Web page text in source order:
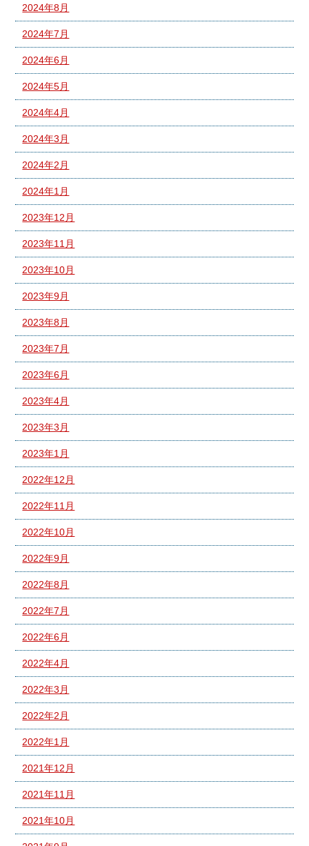
2024年8月
2024年7月
2024年6月
2024年5月
2024年4月
2024年3月
2024年2月
2024年1月
2023年12月
2023年11月
2023年10月
2023年9月
2023年8月
2023年7月
2023年6月
2023年4月
2023年3月
2023年1月
2022年12月
2022年11月
2022年10月
2022年9月
2022年8月
2022年7月
2022年6月
2022年4月
2022年3月
2022年2月
2022年1月
2021年12月
2021年11月
2021年10月